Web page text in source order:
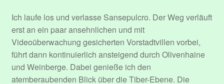
Mitglieder
Passwort zurücksetzen
Ich laufe los und verlasse Sansepulcro. Der Weg verläuft
erst an ein paar ansehnlichen und mit
Videoüberwachung gesicherten Vorstadtvillen vorbei,
führt dann kontinuierlich ansteigend durch Olivenhaine
und Weinberge. Dabei genieße ich den
atemberaubenden Blick über die Tiber-Ebene. Die